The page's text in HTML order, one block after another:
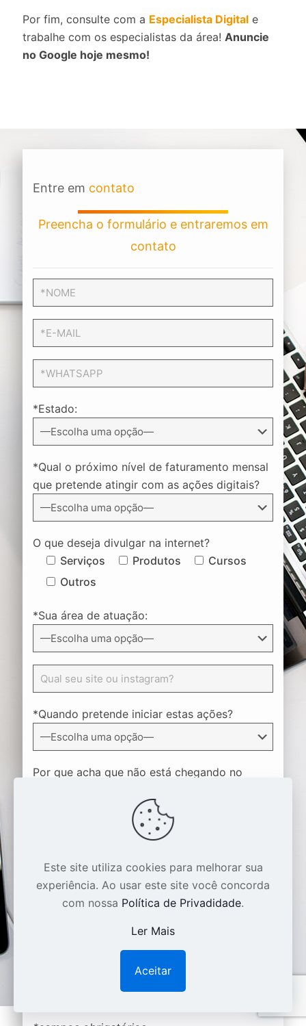
Por fim, consulte com a Especialista Digital e
trabalhe com os especialistas da área! Anuncie
no Google hoje mesmo!
Entre em contato
Preencha o formulário e entraremos em
contato
*Estado:
*Qual o próximo nível de faturamento mensal
que pretende atingir com as ações digitais?
O que deseja divulgar na internet?
Serviços
Produtos
Cursos
Outros
*Sua área de atuação:
*Quando pretende iniciar estas ações?
Por que acha que não está chegando no
Este site utiliza cookies para melhorar sua
experiência. Ao usar este site você concorda
com nossa Política de Privadidade.
Ler Mais
Aceitar